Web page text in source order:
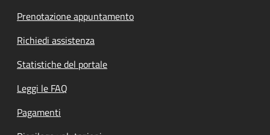
Prenotazione appuntamento
Richiedi assistenza
Statistiche del portale
Leggi le FAQ
Pagamenti